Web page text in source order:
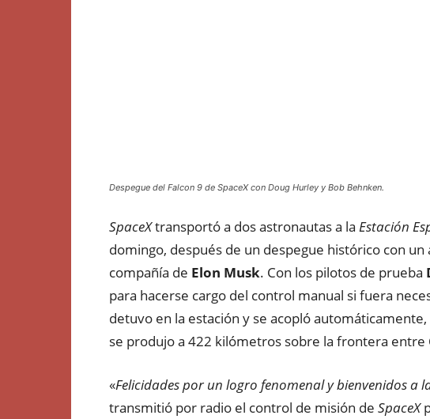
Despegue del Falcon 9 de SpaceX con Doug Hurley y Bob Behnken.
SpaceXtransportó a dos astronautas a la Estación
domingo, después de un despegue histórico con
compañía de Elon Musk. Con los pilotos de prueba
para hacerse cargo del control manual si fuera
detuvo en la estación y se acopló
se produjo a 422 kilómetros sobre la frontera entre
«Felicidades por un logro fenomenal y bienvenidos a
transmitió por radio el control de misión de SpaceX